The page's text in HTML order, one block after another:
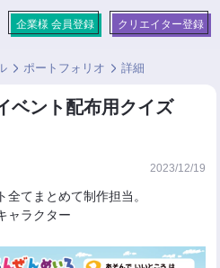
企業様 会員登録 クリエイター登録
ポートフォリオ 詳細
ント配布用クイズ
2023/12/19
てまとめて制作担当。
ャラクター